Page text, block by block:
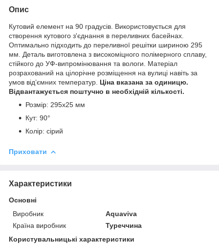
Опис
Кутовий елемент на 90 градусів. Використовується для
створення кутового з'єднання в переливних басейнах.
Оптимально підходить до переливної решітки шириною 295
мм. Деталь виготовлена з високоміцного полімерного сплаву,
стійкого до УФ-випромінювання та вологи. Матеріал
розрахований на цілорічне розміщення на вулиці навіть за
умов від’ємних температур. Ціна вказана за одиницю.
Відвантажується поштучно в необхідній кількості.
Розмір: 295х25 мм
Кут: 90°
Колір: сірий
Приховати
Характеристики
Основні
Виробник
Aquaviva
Країна виробник
Туреччина
Користувальницькі характеристики